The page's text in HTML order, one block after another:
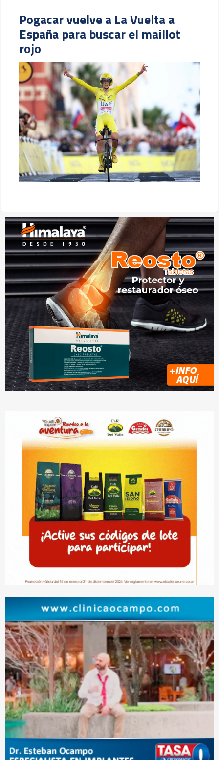
Pogacar vuelve a La Vuelta a
España para buscar el maillot
rojo